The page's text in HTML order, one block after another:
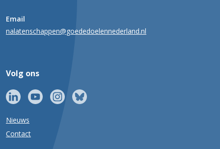
Email
nalatenschappen@goededoelennederland.nl
Volg ons
Nieuws
Contact